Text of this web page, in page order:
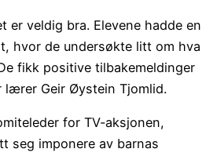
er veldig bra. Elevene hadde en
hvor de undersøkte litt om hva
fikk positive tilbakemeldinger
lærer Geir Øystein Tjomlid.
for TV-aksjonen,
seg imponere av barnas